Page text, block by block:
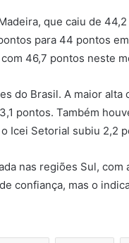
que caiu de
para 44 pontos
46,7 pontos neste
do Brasil. A maior
pontos. Também
Icei Setorial subiu 2,2
nas regiões Sul, com
confiança, mas o